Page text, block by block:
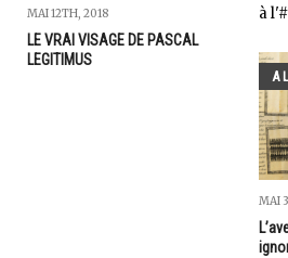
MAI 12TH, 2018
LE VRAI VISAGE DE PASCAL
LEGITIMUS
à
A
MAI